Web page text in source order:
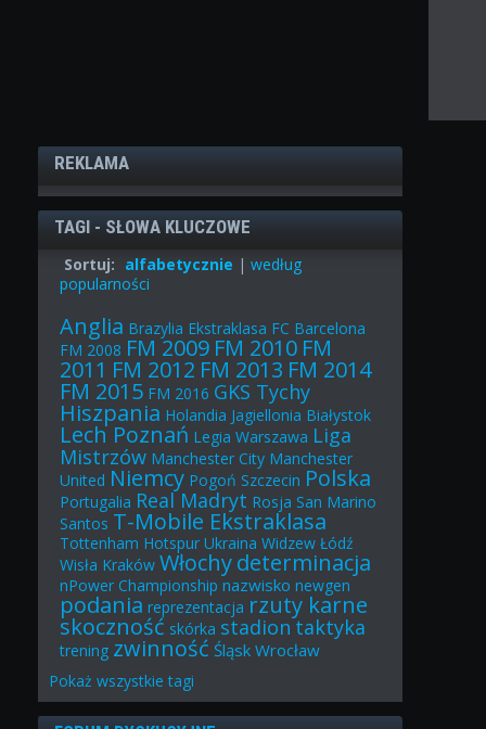
REKLAMA
TAGI - SŁOWA KLUCZOWE
Sortuj: alfabetycznie | według
popularności
Anglia Brazylia Ekstraklasa FC Barcelona
FM 2008 FM 2009 FM 2010 FM
2011 FM 2012 FM 2013 FM 2014
FM 2015 FM 2016 GKS Tychy
Hiszpania Holandia Jagiellonia Białystok
Lech Poznań Legia Warszawa Liga
Mistrzów Manchester City Manchester
United Niemcy Pogoń Szczecin Polska
Portugalia Real Madryt Rosja San Marino
Santos T-Mobile Ekstraklasa
Tottenham Hotspur Ukraina Widzew Łódź
Wisła Kraków Włochy determinacja
nPower Championship nazwisko newgen
podania reprezentacja rzuty karne
skoczność skórka stadiontaktyka
trening zwinność Śląsk Wrocław
Pokaż wszystkie tagi